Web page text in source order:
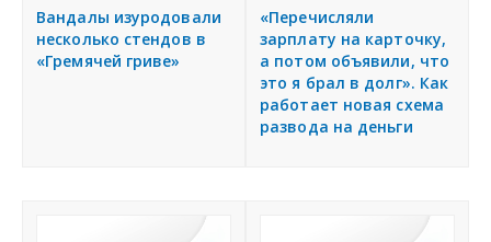
Вандалы изуродовали
несколько стендов в
«Гремячей гриве»
«Перечисляли
зарплату на карточку,
а потом объявили, что
это я брал в долг». Как
работает новая схема
развода на деньги